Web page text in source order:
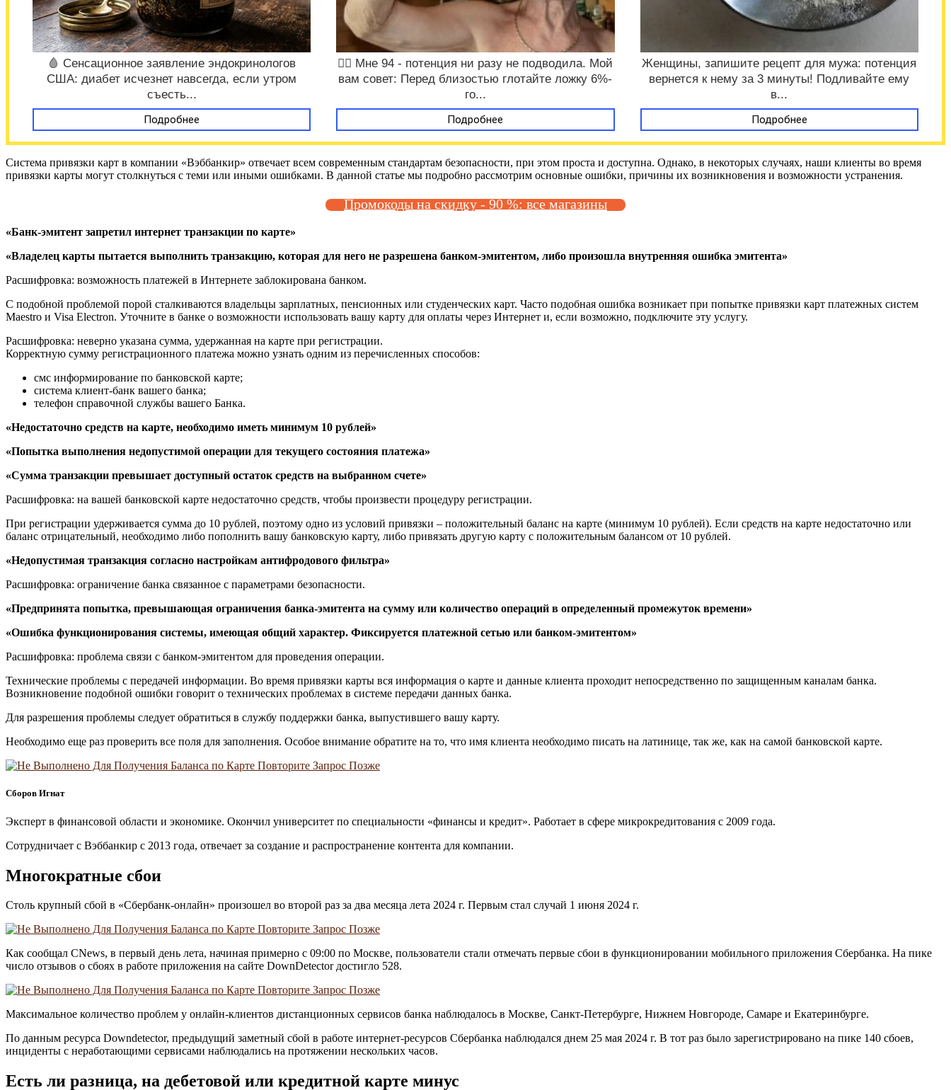
🩸 Сенсационное заявление эндокринологов
США: диабет исчезнет навсегда, если утром
съесть...
Подробнее
❤️‍🔥 Мне 94 - потенция ни разу не подводила. Мой
вам совет: Перед близостью глотайте ложку 6%-
го...
Подробнее
Женщины, запишите рецепт для мужа: потенция
вернется к нему за 3 минуты! Подливайте ему
в...
Подробнее
Система привязки карт в компании «Вэббанкир» отвечает всем современным стандартам безопасности, при этом проста и доступна. Однако, в некоторых случаях, наши клиенты во время
привязки карты могут столкнуться с теми или иными ошибками. В данной статье мы подробно рассмотрим основные ошибки, причины их возникновения и возможности устранения.
Промокоды на скидку - 90 %: все магазины
«Банк-эмитент запретил интернет транзакции по карте»
«Владелец карты пытается выполнить транзакцию, которая для него не разрешена банком-эмитентом, либо произошла внутренняя ошибка эмитента»
Расшифровка: возможность платежей в Интернете заблокирована банком.
С подобной проблемой порой сталкиваются владельцы зарплатных, пенсионных или студенческих карт. Часто подобная ошибка возникает при попытке привязки карт платежных систем
Maestro и Visa Electron. Уточните в банке о возможности использовать вашу карту для оплаты через Интернет и, если возможно, подключите эту услугу.
Расшифровка: неверно указана сумма, удержанная на карте при регистрации.
Корректную сумму регистрационного платежа можно узнать одним из перечисленных способов:
смс информирование по банковской карте;
система клиент-банк вашего банка;
телефон справочной службы вашего Банка.
«Недостаточно средств на карте, необходимо иметь минимум 10 рублей»
«Попытка выполнения недопустимой операции для текущего состояния платежа»
«Сумма транзакции превышает доступный остаток средств на выбранном счете»
Расшифровка: на вашей банковской карте недостаточно средств, чтобы произвести процедуру регистрации.
При регистрации удерживается сумма до 10 рублей, поэтому одно из условий привязки – положительный баланс на карте (минимум 10 рублей). Если средств на карте недостаточно или
баланс отрицательный, необходимо либо пополнить вашу банковскую карту, либо привязать другую карту с положительным балансом от 10 рублей.
«Недопустимая транзакция согласно настройкам антифродового фильтра»
Расшифровка: ограничение банка связанное с параметрами безопасности.
«Предпринята попытка, превышающая ограничения банка-эмитента на сумму или количество операций в определенный промежуток времени»
«Ошибка функционирования системы, имеющая общий характер. Фиксируется платежной сетью или банком-эмитентом»
Расшифровка: проблема связи с банком-эмитентом для проведения операции.
Технические проблемы с передачей информации. Во время привязки карты вся информация о карте и данные клиента проходит непосредственно по защищенным каналам банка.
Возникновение подобной ошибки говорит о технических проблемах в системе передачи данных банка.
Для разрешения проблемы следует обратиться в службу поддержки банка, выпустившего вашу карту.
Необходимо еще раз проверить все поля для заполнения. Особое внимание обратите на то, что имя клиента необходимо писать на латинице, так же, как на самой банковской карте.
Сборов Игнат
Эксперт в финансовой области и экономике. Окончил университет по специальности «финансы и кредит». Работает в сфере микрокредитования с 2009 года.
Сотрудничает с Вэббанкир с 2013 года, отвечает за создание и распространение контента для компании.
Многократные сбои
Столь крупный сбой в «Сбербанк-онлайн» произошел во второй раз за два месяца лета 2024 г. Первым стал случай 1 июня 2024 г.
Как сообщал CNews, в первый день лета, начиная примерно с 09:00 по Москве, пользователи стали отмечать первые сбои в функционировании мобильного приложения Сбербанка. На пике
число отзывов о сбоях в работе приложения на сайте DownDetector достигло 528.
Максимальное количество проблем у онлайн-клиентов дистанционных сервисов банка наблюдалось в Москве, Санкт-Петербурге, Нижнем Новгороде, Самаре и Екатеринбурге.
По данным ресурса Downdetector, предыдущий заметный сбой в работе интернет-ресурсов Сбербанка наблюдался днем 25 мая 2024 г. В тот раз было зарегистрировано на пике 140 сбоев,
инциденты с неработающими сервисами наблюдались на протяжении нескольких часов.
Есть ли разница, на дебетовой или кредитной карте минус